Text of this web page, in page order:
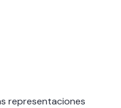
representaciones